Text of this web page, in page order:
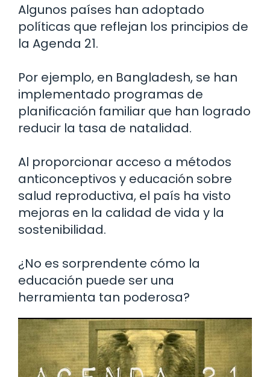
Algunos países han adoptado
políticas que reflejan los principios de
la Agenda 21.
Por ejemplo, en Bangladesh, se han
implementado programas de
planificación familiar que han logrado
reducir la tasa de natalidad.
Al proporcionar acceso a métodos
anticonceptivos y educación sobre
salud reproductiva, el país ha visto
mejoras en la calidad de vida y la
sostenibilidad.
¿No es sorprendente cómo la
educación puede ser una
herramienta tan poderosa?